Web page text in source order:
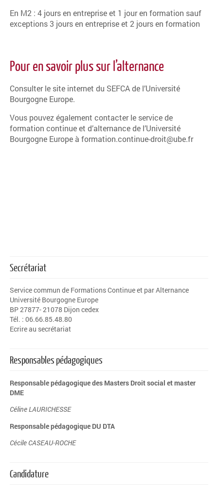
En M2 : 4 jours en entreprise et 1 jour en formation sauf
exceptions 3 jours en entreprise et 2 jours en formation
Pour en savoir plus sur l’alternance
Consulter le site internet du SEFCA de l’Université
Bourgogne Europe.
Vous pouvez également contacter le service de
formation continue et d’alternance de l’Université
Bourgogne Europe à formation.continue-droit@ube.fr
Secrétariat
Service commun de Formations Continue et par Alternance
Université Bourgogne Europe
BP 27877- 21078 Dijon cedex
Tél. : 06.66.85.48.80
Ecrire au secrétariat
Responsables pédagogiques
Responsable pédagogique des Masters Droit social et master
DME
Céline LAURICHESSE
Responsable pédagogique DU DTA
Cécile CASEAU-ROCHE
Candidature